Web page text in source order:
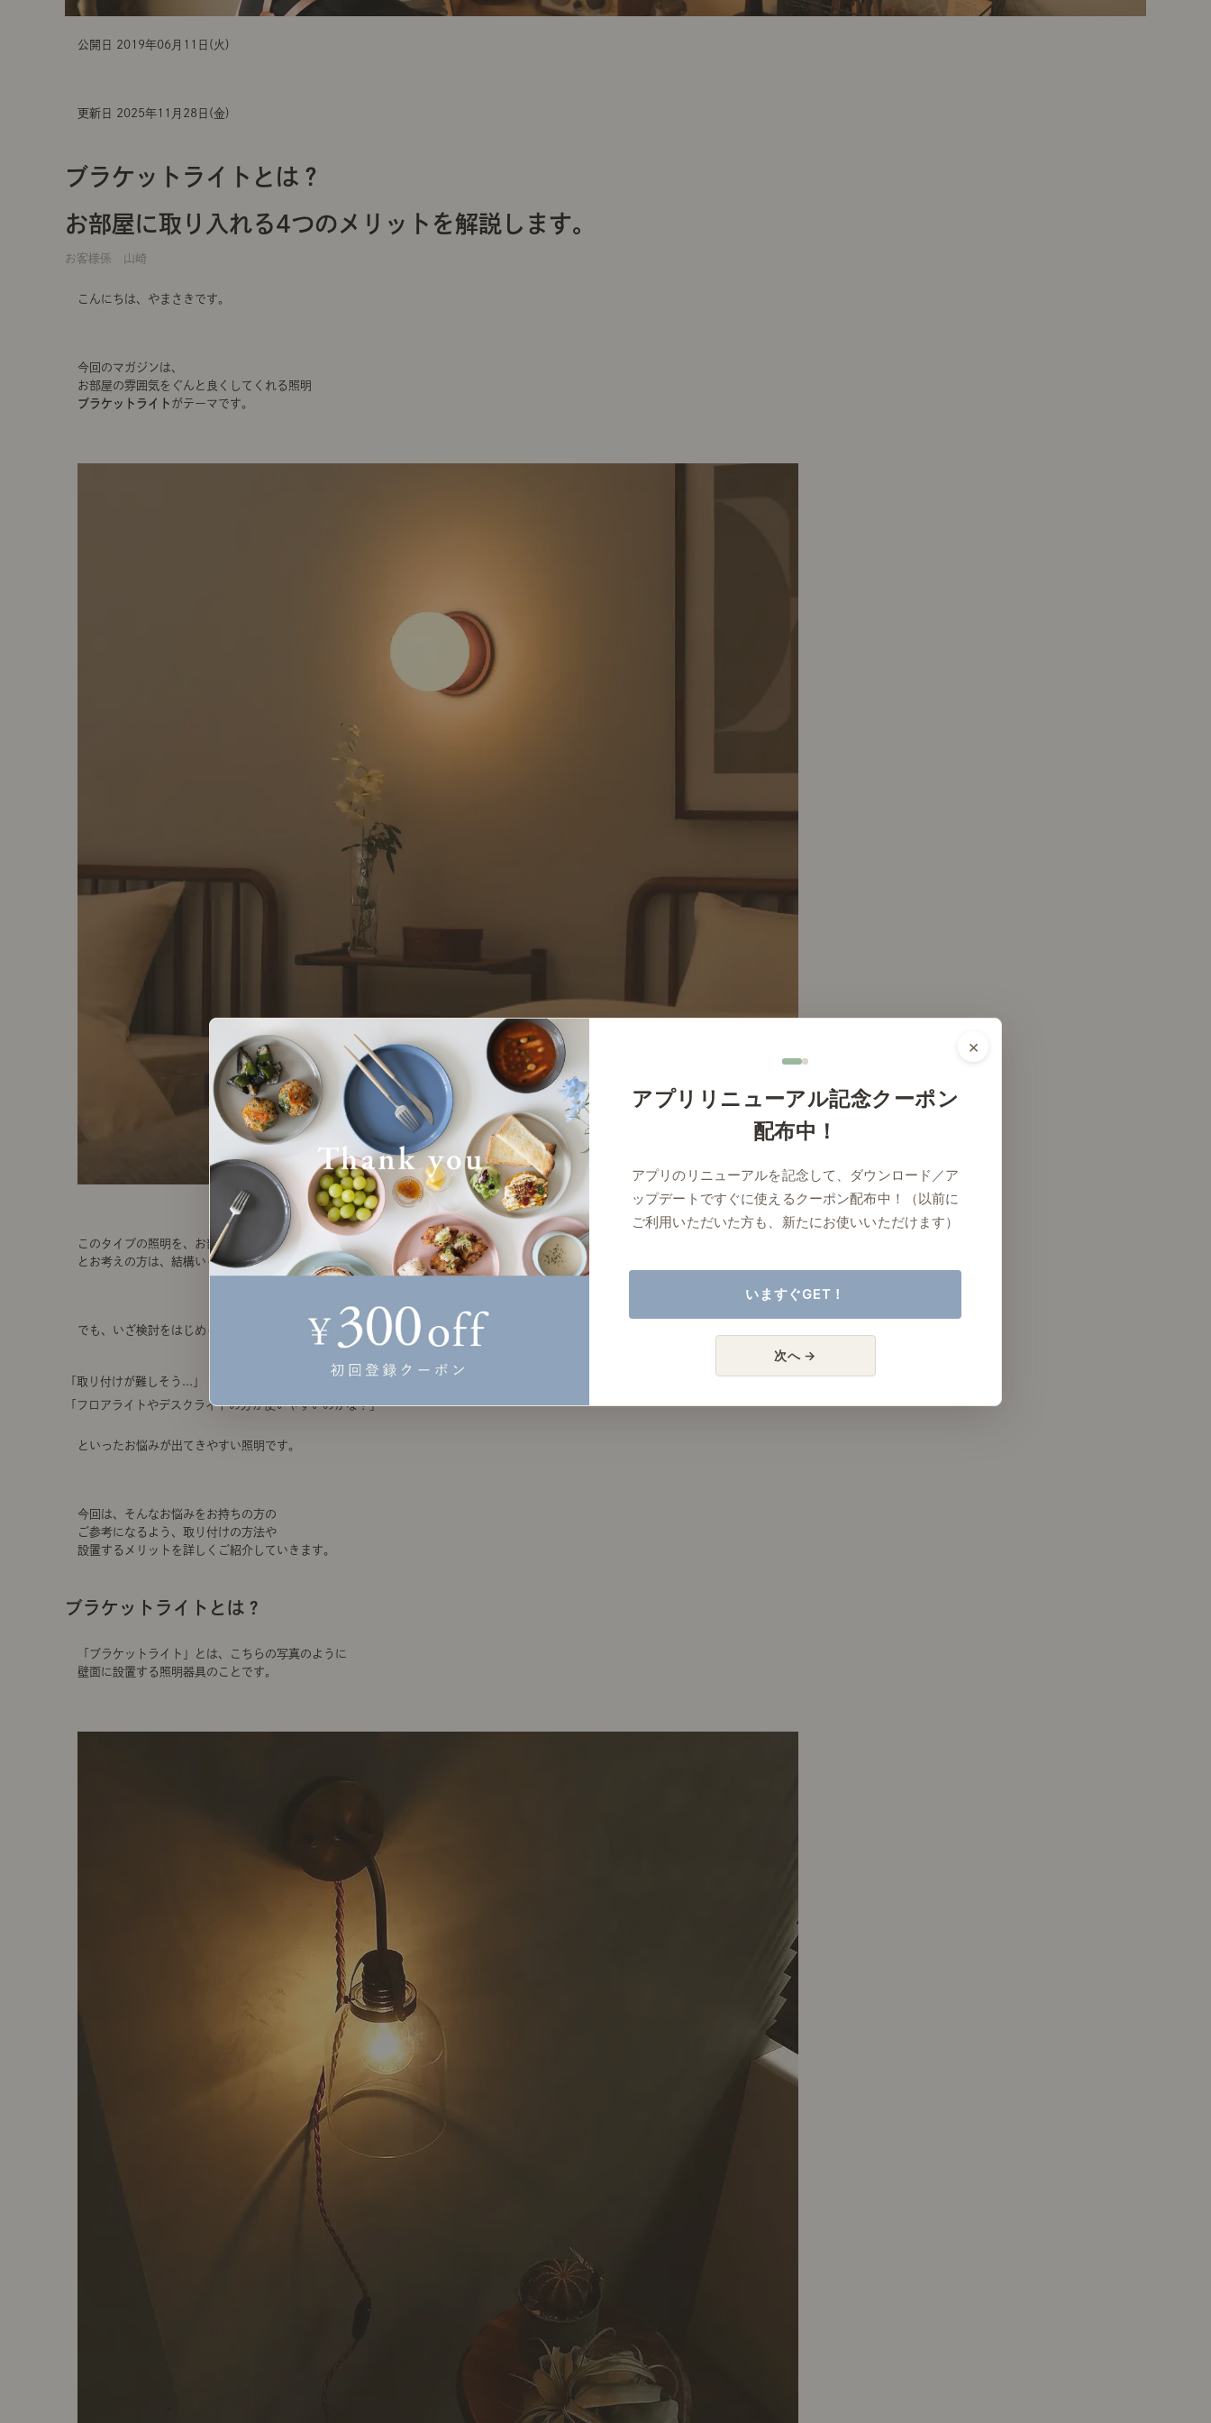
公開日 2019年06月11日(火)
更新日 2025年11月28日(金)
ブラケットライトとは？
お部屋に取り入れる4つのメリットを解説します。
お客様係 山崎
こんにちは、やまさきです。
今回のマガジンは、
お部屋の雰囲気をぐんと良くしてくれる照明
ブラケットライト がテーマです。
このタイプの照明を、お部屋に取り入れてみたい！
とお考えの方は、結構いらっしゃると思います。
でも、いざ検討をはじめると、
「取り付けが難しそう...」
「フロアライトやデスクライトの方が使いやすいのかな？」
といったお悩みが出てきやすい照明です。
今回は、そんなお悩みをお持ちの方の
ご参考になるよう、取り付けの方法や
設置するメリットを詳しくご紹介していきます。
ブラケットライトとは？
「ブラケットライト」とは、こちらの写真のように
壁面に設置する照明器具のことです。
×
アプリリニューアル記念クーポン
配布中！
アプリのリニューアルを記念して、ダウンロード／ア
ップデートですぐに使えるクーポン配布中！（以前に
ご利用いただいた方も、新たにお使いいただけます）
いますぐGET！
次へ →